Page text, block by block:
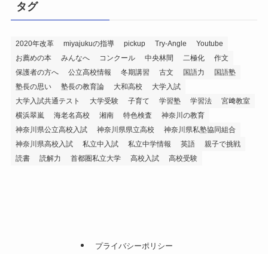
タグ
2020年改革 miyajukuの指導 pickup Try-Angle
Youtube
お薦めの本
みんなへ コンクール 中央林間 二極化
作文
保護者の方へ
公立高校情報 冬期講習 古文 国語力
国語塾
塾長の思い
塾長の教育論 大和高校
大学入試
大学入試共通テスト
大学受験 子育て 学習塾 学習法
宮﨑教室
横浜翠嵐
海老名高校 湘南 特色検査
神奈川の教育
神奈川県公立高校入試
神奈川県県立高校
神奈川県私塾協同組合
神奈川県高校入試
私立中入試 私立中学情報 英語
親子で挑戦
読書
読解力 首都圏私立大学 高校入試 高校受験
プライバシーポリシー